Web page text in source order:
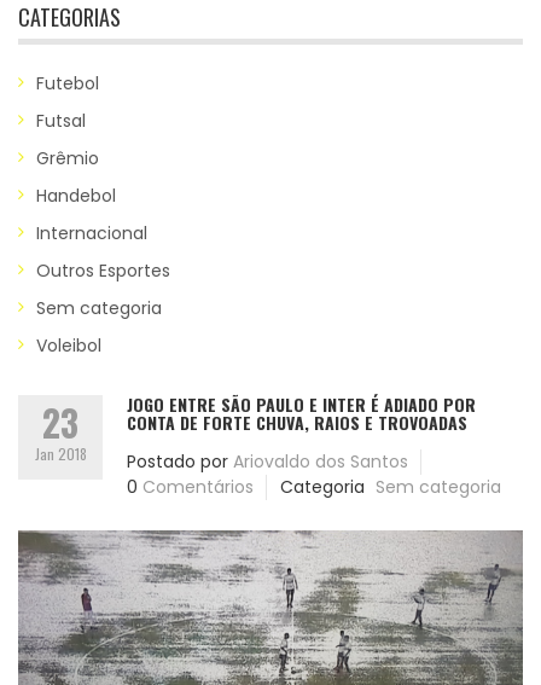
CATEGORIAS
Futebol
Futsal
Grêmio
Handebol
Internacional
Outros Esportes
Sem categoria
Voleibol
23
Jan 2018
JOGO ENTRE SÃO PAULO E INTER É ADIADO POR
CONTA DE FORTE CHUVA, RAIOS E TROVOADAS
Postado por Ariovaldo dos Santos
0 Comentários Categoria Sem categoria